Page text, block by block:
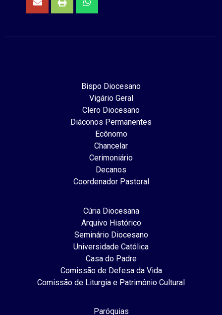
Bispo Diocesano
Vigário Geral
Clero Diocesano
Diáconos Permanentes
Ecônomo
Chancelar
Cerimoniário
Decanos
Coordenador Pastoral
Cúria Diocesana
Arquivo Histórico
Seminário Diocesano
Universidade Católica
Casa do Padre
Comissão de Defesa da Vida
Comissão de Liturgia e Patrimônio Cultural
Paróquias